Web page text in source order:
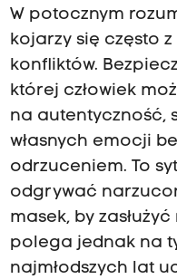
W potocznym
kojarzy się często
konfliktów.
której człowiek
na autentyczność,
własnych emocji
odrzuceniem. To
odgrywać
masek, by
polega jednak na
najmłodszych lat